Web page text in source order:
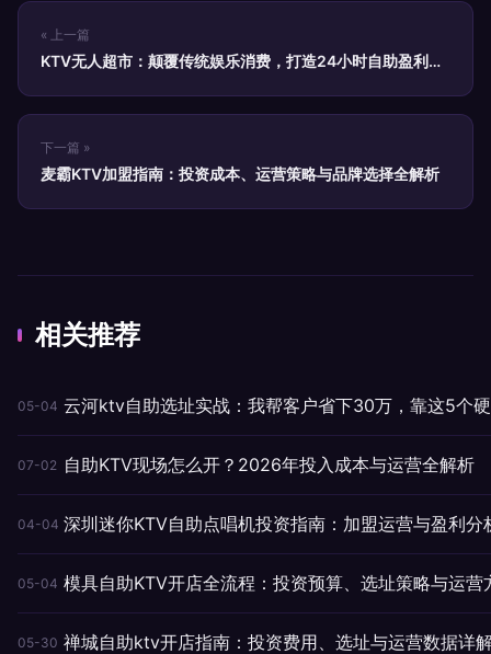
« 上一篇
KTV无人超市：颠覆传统娱乐消费，打造24小时自助盈利新
下一篇 »
麦霸KTV加盟指南：投资成本、运营策略与品牌选择全解析
相关推荐
05-04 云河ktv自助选址实战：我帮客户省下30万，靠这5个
07-02 自助KTV现场怎么开？2026年投入成本与运营全解析
04-04 深圳迷你KTV自助点唱机投资指南：加盟运营与盈利分
05-04 模具自助KTV开店全流程：投资预算、选址策略与运营
05-30 禅城自助ktv开店指南：投资费用、选址与运营数据详